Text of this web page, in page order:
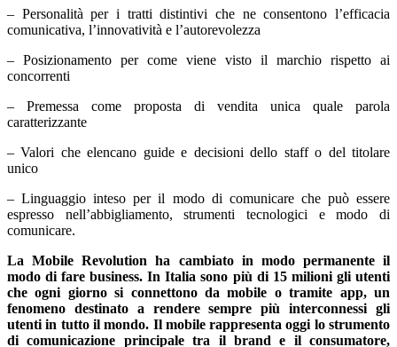
– Personalità per i tratti distintivi che ne consentono l’efficacia
comunicativa, l’innovatività e l’autorevolezza
– Posizionamento per come viene visto il marchio rispetto ai
concorrenti
– Premessa come proposta di vendita unica quale parola
caratterizzante
– Valori che elencano guide e decisioni dello staff o del titolare
unico
– Linguaggio inteso per il modo di comunicare che può essere
espresso nell’abbigliamento, strumenti tecnologici e modo di
comunicare.
La Mobile Revolution ha cambiato in modo permanente il
modo di fare business. In Italia sono più di 15 milioni gli utenti
che ogni giorno si connettono da mobile o tramite app, un
fenomeno destinato a rendere sempre più interconnessi gli
utenti in tutto il mondo. Il mobile rappresenta oggi lo strumento
di comunicazione principale tra il brand e il consumatore,